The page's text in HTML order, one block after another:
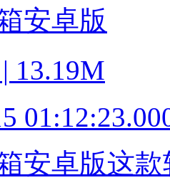
安卓版
13.19M
安卓版这